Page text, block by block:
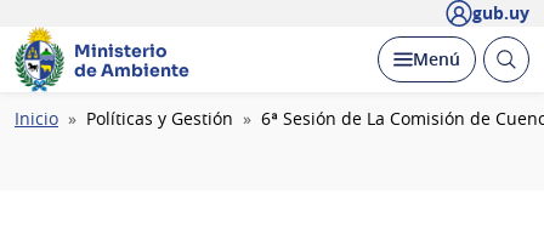
gub.uy
Ministerio
de Ambiente
Desplegar
Menú Abrir
Ruta
Inicio Políticas y Gestión 6ª Sesión de La Comisión de